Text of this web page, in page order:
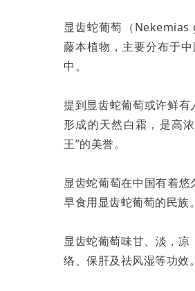
显齿蛇葡萄（
藤本植物，主要分布于
中。
提到显齿蛇葡萄或许鲜
形成的天然白霜，是高
王”的美誉。
显齿蛇葡萄在中国有着
早食用显齿蛇葡萄的民族
显齿蛇葡萄味甘、淡，
络、保肝及祛风湿等功效